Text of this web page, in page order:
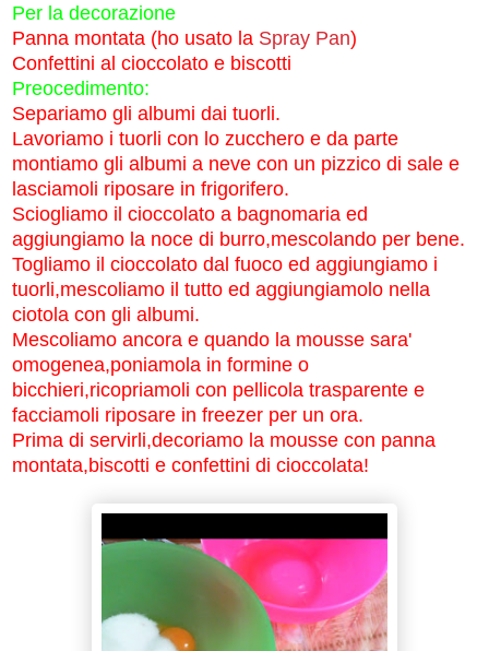
Per la decorazione
Panna montata (ho usato la Spray Pan)
Confettini al cioccolato e biscotti
Preocedimento:
Separiamo gli albumi dai tuorli.
Lavoriamo i tuorli con lo zucchero e da parte
montiamo gli albumi a neve con un pizzico di sale e
lasciamoli riposare in frigorifero.
Sciogliamo il cioccolato a bagnomaria ed
aggiungiamo la noce di burro,mescolando per bene.
Togliamo il cioccolato dal fuoco ed aggiungiamo i
tuorli,mescoliamo il tutto ed aggiungiamolo nella
ciotola con gli albumi.
Mescoliamo ancora e quando la mousse sara'
omogenea,poniamola in formine o
bicchieri,ricopriamoli con pellicola trasparente e
facciamoli riposare in freezer per un ora.
Prima di servirli,decoriamo la mousse con panna
montata,biscotti e confettini di cioccolata!